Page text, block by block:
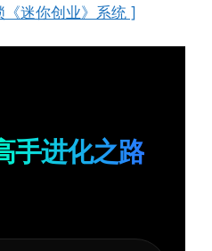
《迷你创业》系统 ]
手进化之路